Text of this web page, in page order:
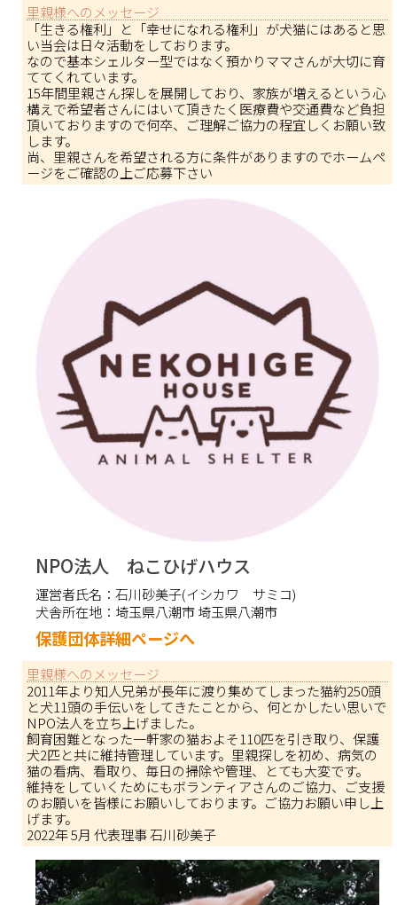
里親様へのメッセージ
「生きる権利」と「幸せになれる権利」が犬猫にはあると思
い当会は日々活動をしております。
なので基本シェルター型ではなく預かりママさんが大切に育
ててくれています。
15年間里親さん探しを展開しており、家族が増えるという心
構えで希望者さんにはいて頂きたく医療費や交通費など負担
頂いておりますので何卒、ご理解ご協力の程宜しくお願い致
します。
尚、里親さんを希望される方に条件がありますのでホームペ
ージをご確認の上ご応募下さい
NPO法人 ねこひげハウス
運営者氏名：石川砂美子(イシカワ サミコ)
犬舎所在地： 埼玉県八潮市 埼玉県八潮市
保護団体詳細ページへ
里親様へのメッセージ
2011年より知人兄弟が長年に渡り集めてしまった猫約250頭
と犬11頭の手伝いをしてきたことから、何とかしたい思いで
NPO法人を立ち上げました。
飼育困難となった一軒家の猫およそ110匹を引き取り、保護
犬2匹と共に維持管理しています。里親探しを初め、病気の
猫の看病、看取り、毎日の掃除や管理、とても大変です。
維持をしていくためにもボランティアさんのご協力、ご支援
のお願いを皆様にお願いしております。ご協力お願い申し上
げます。
2022年 5月 代表理事 石川砂美子